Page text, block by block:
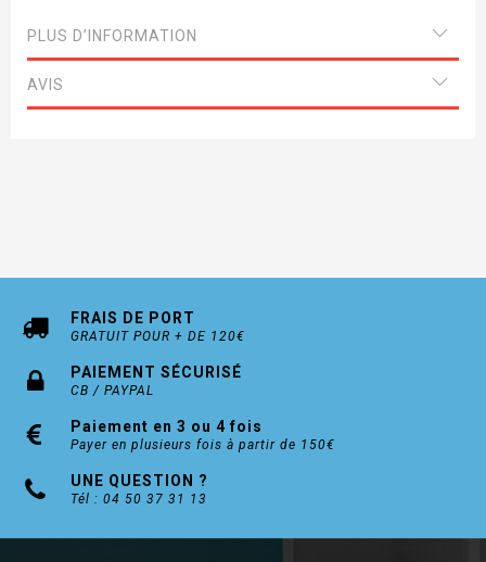
PLUS D’INFORMATION
AVIS
FRAIS DE PORT
GRATUIT POUR + DE 120€
PAIEMENT SÉCURISÉ
CB / PAYPAL
Paiement en 3 ou 4 fois
Payer en plusieurs fois à partir de 150€
UNE QUESTION ?
Tél : 04 50 37 31 13